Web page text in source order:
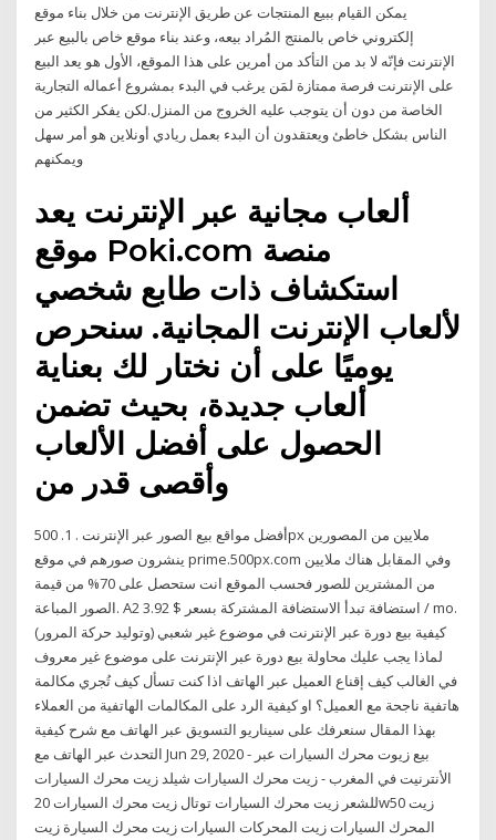
يمكن القيام ببيع المنتجات عن طريق الإنترنت من خلال بناء موقع
إلكتروني خاص بالمنتج المُراد بيعه، وعند بناء موقع خاص بالبيع عبر
الإنترنت فإنّه لا بد من التأكد من أمرين على هذا الموقع، الأول هو يعد البيع
على الإنترنت فرصة ممتازة لمَن يرغب في البدء بمشروع أعماله التجارية
الخاصة من دون أن يتوجب عليه الخروج من المنزل.لكن يفكر الكثير من
الناس بشكل خاطئ ويعتقدون أن البدء بعمل ريادي أونلاين هو أمر سهل
ويمكنهم
ألعاب مجانية عبر الإنترنت يعد
موقع Poki.com منصة
استكشاف ذات طابع شخصي
لألعاب الإنترنت المجانية. سنحرص
يوميًا على أن نختار لك بعناية
ألعاب جديدة، بحيث تضمن
الحصول على أفضل الألعاب
وأقصى قدر من
أفضل مواقع بيع الصور عبر الإنترنت . 1. 500px ملايين من المصورين
ينشرون صورهم في موقع prime.500px.com وفي المقابل هناك ملايين
من المشترين للصور فحسب الموقع انت ستحصل على 70% من قيمة
الصور المباعة. A2 استضافة تبدأ الاستضافة المشتركة بسعر $ 3.92 / mo.
كيفية بيع دورة عبر الإنترنت في موضوع غير شعبي (وتوليد حركة المرور)
لماذا يجب عليك محاولة بيع دورة عبر الإنترنت على موضوع غير معروف
في الغالب كيف إقناع العميل عبر الهاتف اذا كنت تسأل كيف تُجري مكالمة
هاتفية ناجحة مع العميل؟ او كيفية الرد على المكالمات الهاتفية من العملاء
بهذا المقال سنعرفك على سيناريو التسويق عبر الهاتف مع شرح كيفية
التحدث عبر الهاتف مع Jun 29, 2020 - بيع زيوت محرك السيارات عبر
الأنترنيت في المغرب - زيت محرك السيارات شيلد زيت محرك السيارات
للشعر زيت محرك السيارات توتال زيت محرك السيارات 20w50 زيت
المحرك السيارات زيت المحركات السيارات زيت محرك السيارة زيت